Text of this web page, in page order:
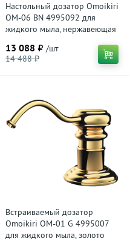
Настольный дозатор Omoikiri
OM-06 BN 4995092 для
жидкого мыла, нержавеющая
13 088 ₽ /шт
14 488 ₽
Встраиваемый дозатор
Omoikiri OM-01 G 4995007
для жидкого мыла, золото